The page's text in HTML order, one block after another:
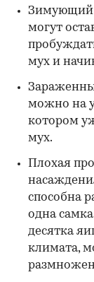
Зимующий
могут
мух и
можно на
котором
мух.
Плохая
способна
одна
десятка
климата,